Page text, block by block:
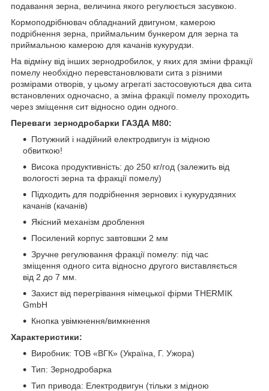
подавання зерна, величина якого регулюється засувкою.
Кормоподрібнювач обладнаний двигуном, камерою
подрібнення зерна, приймальним бункером для зерна та
приймальною камерою для качанів кукурудзи.
На відміну від інших зернодробилок, у яких для зміни фракції
помелу необхідно перевстановлювати сита з різними
розмірами отворів, у цьому агрегаті застосовуються два сита
встановлених одночасно, а зміна фракції помелу проходить
через зміщення сит відносно один одного.
Переваги зернодробарки ГАЗДА М80:
Потужний і надійний електродвигун із мідною
обвиткою!
Висока продуктивність: до 250 кг/год (залежить від
вологості зерна та фракції помелу)
Підходить для подрібнення зернових і кукурудзяних
качанів (качанів)
Якісний механізм дроблення
Посилений корпус завтовшки 2 мм
Зручне регулювання фракції помелу: під час
зміщення одного сита відносно другого виставляється
від 2 до 7 мм.
Захист від перегрівання німецької фірми THERMIK
GmbH
Кнопка увімкнення/вимкнення
Характеристики:
Виробник: ТОВ «ВГК» (Україна, Г. Ужора)
Тип: Зернодробарка
Тип привода: Електродвигун (тільки з мідною